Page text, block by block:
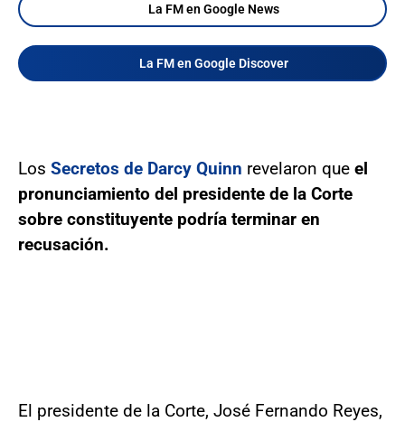
La FM en Google News
La FM en Google Discover
Los Secretos de Darcy Quinn revelaron que el
pronunciamiento del presidente de la Corte
sobre constituyente podría terminar en
recusación.
El presidente de la Corte, José Fernando Reyes,